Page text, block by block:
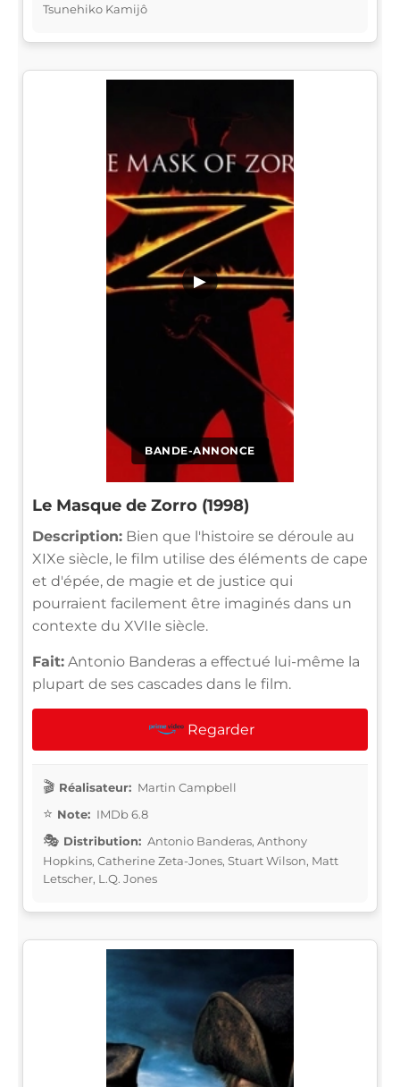
Tsunehiko Kamijô
BANDE-ANNONCE
▶
Le Masque de Zorro (1998)
Description: Bien que l'histoire se déroule au
XIXe siècle, le film utilise des éléments de cape
et d'épée, de magie et de justice qui
pourraient facilement être imaginés dans un
contexte du XVIIe siècle.
Fait: Antonio Banderas a effectué lui-même la
plupart de ses cascades dans le film.
Regarder
Réalisateur: Martin Campbell
Note: IMDb 6.8
Distribution: Antonio Banderas, Anthony
Hopkins, Catherine Zeta-Jones, Stuart Wilson, Matt
Letscher, L.Q. Jones